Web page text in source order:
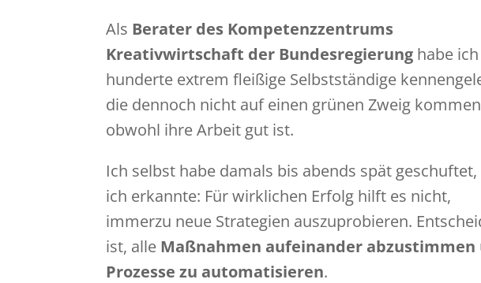
Als Berater des Kompetenzzentrums
Kreativwirtschaft der Bundesregierung habe ich
hunderte extrem fleißige Selbstständige
die dennoch nicht auf einen grünen Zweig
obwohl ihre Arbeit gut ist.
Ich selbst habe damals bis abends spät geschuftet,
ich erkannte: Für wirklichen Erfolg hilft es nicht,
immerzu neue Strategien auszuprobieren.
ist, alle Maßnahmen aufeinander abzustimmen
Prozesse zu automatisieren.